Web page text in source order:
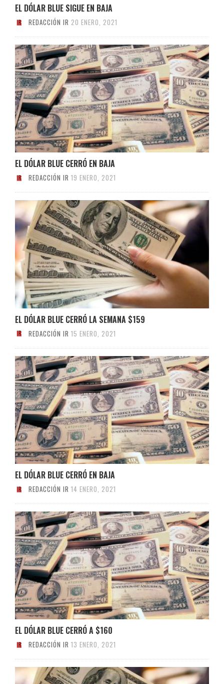
EL DÓLAR BLUE SIGUE EN BAJA
REDACCIÓN IR 20 ENERO, 2021
EL DÓLAR BLUE CERRÓ EN BAJA
REDACCIÓN IR 19 ENERO, 2021
EL DÓLAR BLUE CERRÓ LA SEMANA $159
REDACCIÓN IR 15 ENERO, 2021
EL DÓLAR BLUE CERRÓ EN BAJA
REDACCIÓN IR 14 ENERO, 2021
EL DÓLAR BLUE CERRÓ A $160
REDACCIÓN IR 13 ENERO, 2021